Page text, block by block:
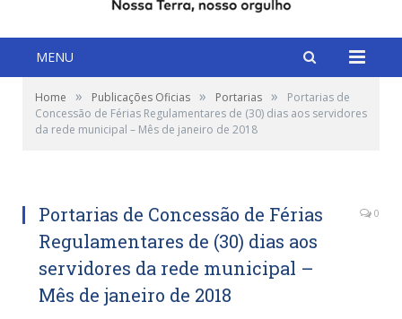
MENU
Home » Publicações Oficias » Portarias »
Portarias de
Concessão de Férias Regulamentares de (30) dias aos servidores
da rede municipal – Mês de janeiro de 2018
Portarias de Concessão de Férias
Regulamentares de (30) dias aos
servidores da rede municipal –
Mês de janeiro de 2018
0